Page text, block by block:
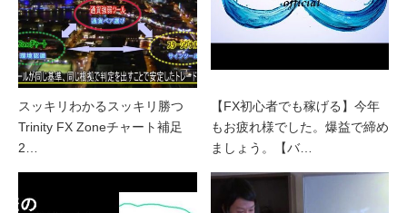
スッキリわかるスッキリ勝つ
Trinity FX Zoneチャート補足
2…
【FX初心者でも稼げる】今年
もお疲れ様でした。爆益で締め
ましょう。【バ…